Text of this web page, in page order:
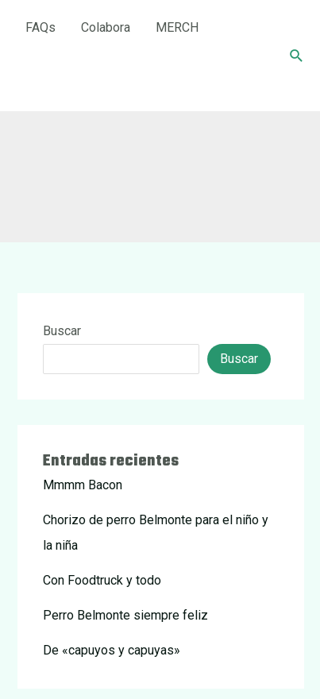
FAQs Colabora MERCH
Buscar
Buscar
Entradas recientes
Mmmm Bacon
Chorizo de perro Belmonte para el niño y
la niña
Con Foodtruck y todo
Perro Belmonte siempre feliz
De «capuyos y capuyas»